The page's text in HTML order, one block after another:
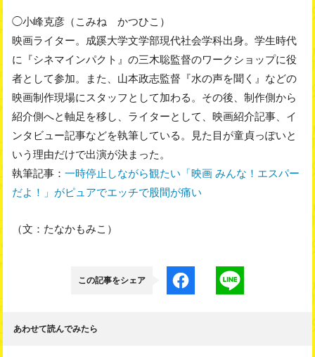
◯小峰克彦（こみね かつひこ）
映画ライター。成蹊大学文学部現代社会学科出身。学生時代
に『シネマインパクト』の三木聡監督のワークショップに役
者として参加。また、山本政志監督『水の声を聞く』などの
映画制作現場にスタッフとして加わる。その後、制作側から
紹介側へと軸足を移し、ライターとして、映画紹介記事、イ
ンタビュー記事などを執筆している。見た目が童貞っぽいと
いう理由だけで出演が決まった。
執筆記事： 一時停止しながら観たい「映画 みんな！エスパー
だよ！」がピュアでエッチで股間が痛い
（文：たなかもみこ）
この記事をシェア
あわせて読んでみたら